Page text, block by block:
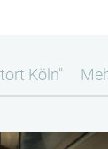
Köln"